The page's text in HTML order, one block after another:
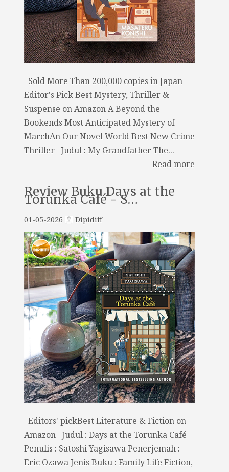
Sold More Than 200,000 copies in Japan
Editor's Pick Best Mystery, Thriller &
Suspense on Amazon A Beyond the
Bookends Most Anticipated Mystery of
MarchAn Our Novel World Best New Crime
Thriller Judul : My Grandfather The...
Read more
Review Buku Days at the
Torunka Café - S…
01-05-2026 Dipidiff
Editors' pickBest Literature & Fiction on
Amazon Judul : Days at the Torunka Café
Penulis : Satoshi Yagisawa Penerjemah :
Eric Ozawa Jenis Buku : Family Life Fiction,